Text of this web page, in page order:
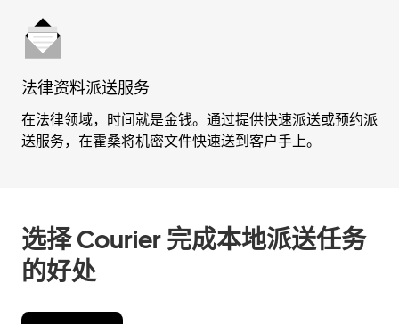
法律资料派送服务
在法律领域，时间就是金钱。通过提供快速派送或预约派
送服务，在霍桑将机密文件快速送到客户手上。
选择 Courier 完成本地派送任务
的好处